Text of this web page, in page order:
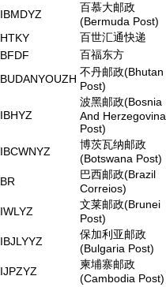
IBMDYZ
百慕大邮政
(Bermuda Post)
HTKY
百世汇通快递
BFDF
百福东方
BUDANYOUZH
不丹邮政(Bhutan
Post)
IBHYZ
波黑邮政(Bosnia
And Herzegovina
Post)
IBCWNYZ
博茨瓦纳邮政
(Botswana Post)
BR
巴西邮政(Brazil
Correios)
IWLYZ
文莱邮政(Brunei
Post)
IBJLYYZ
保加利亚邮政
(Bulgaria Post)
IJPZYZ
柬埔寨邮政
(Cambodia Post)